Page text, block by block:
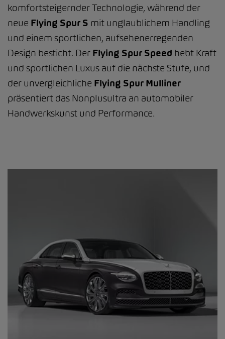
komfortsteigernder Technologie, während der
neue Flying Spur S mit unglaublichem Handling
und einem sportlichen, aufsehenerregenden
Design besticht. Der Flying Spur Speed hebt Kraft
und sportlichen Luxus auf die nächste Stufe, und
der unvergleichliche Flying Spur Mulliner
präsentiert das Nonplusultra an automobiler
Handwerkskunst und Performance.